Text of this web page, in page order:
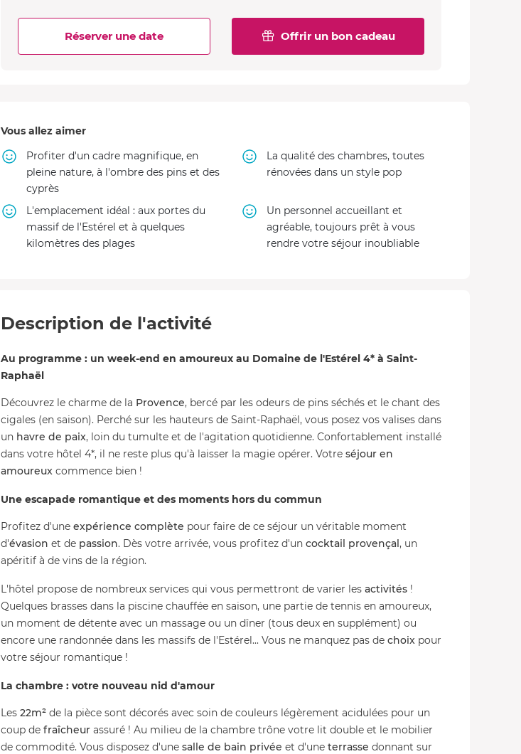
Offrir un bon cadeau
Réserver une date
Vous allez aimer
Profiter d'un cadre magnifique, en
pleine nature, à l'ombre des pins et des
cyprès
La qualité des chambres, toutes
rénovées dans un style pop
L'emplacement idéal : aux portes du
massif de l'Estérel et à quelques
kilomètres des plages
Un personnel accueillant et
agréable, toujours prêt à vous
rendre votre séjour inoubliable
Description de l'activité
Au programme : un week-end en amoureux au Domaine de l'Estérel 4* à Saint-
Raphaël
Découvrez le charme de la Provence, bercé par les odeurs de pins séchés et le chant des
cigales (en saison). Perché sur les hauteurs de Saint-Raphaël, vous posez vos valises dans
un havre de paix, loin du tumulte et de l'agitation quotidienne. Confortablement installé
dans votre hôtel 4*, il ne reste plus qu'à laisser la magie opérer. Votre séjour en
amoureux commence bien !
Une escapade romantique et des moments hors du commun
Profitez d'une expérience complète pour faire de ce séjour un véritable moment
d'évasion et de passion. Dès votre arrivée, vous profitez d'un cocktail provençal, un
apéritif à de vins de la région.
L'hôtel propose de nombreux services qui vous permettront de varier les activités !
Quelques brasses dans la piscine chauffée en saison, une partie de tennis en amoureux,
un moment de détente avec un massage ou un dîner (tous deux en supplément) ou
encore une randonnée dans les massifs de l'Estérel... Vous ne manquez pas de choix pour
votre séjour romantique !
La chambre : votre nouveau nid d'amour
Les 22m² de la pièce sont décorés avec soin de couleurs légèrement acidulées pour un
coup de fraîcheur assuré ! Au milieu de la chambre trône votre lit double et le mobilier
de commodité. Vous disposez d'une salle de bain privée et d'une terrasse donnant sur